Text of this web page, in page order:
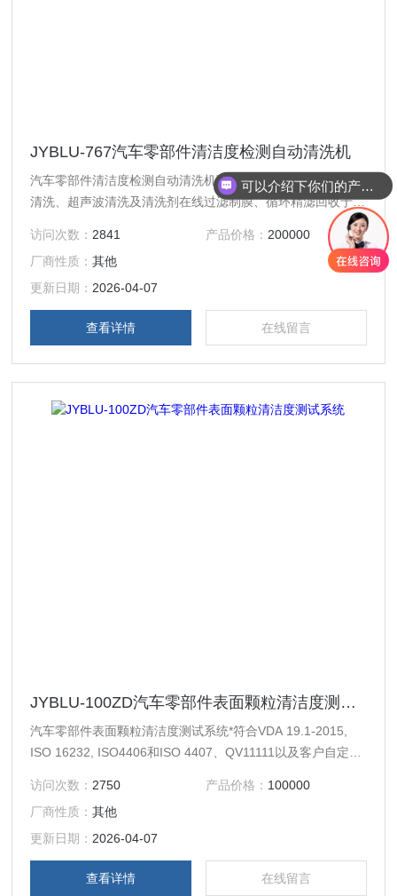
JYBLU-767汽车零部件清洁度检测自动清洗机
汽车零部件清洁度检测自动清洗机可集成压力喷射清洗、灌流
清洗、超声波清洗及清洗剂在线过滤制膜、循环精滤回收于一
访问次数： 2841 产品价格： 200000
厂商性质：其他
更新日期： 2026-04-07
查看详情 在线留言
JYBLU-100ZD汽车零部件表面颗粒清洁度测试系统
汽车零部件表面颗粒清洁度测试系统*符合VDA 19.1-2015,
ISO 16232, ISO4406和ISO 4407、QV11111以及客户自定义
访问次数： 2750 产品价格： 100000
厂商性质：其他
更新日期： 2026-04-07
查看详情 在线留言
可以介绍下你们的产品么？